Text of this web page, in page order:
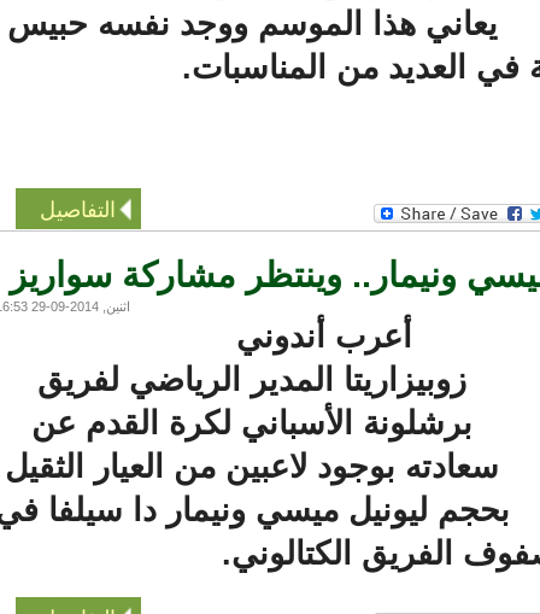
يعاني هذا الموسم ووجد نفسه حبيس
العديد من المناسبات.
التفاصيل
ونيمار.. وينتظر مشاركة سواريز
اثنين, 2014-09-29 16:53
أعرب أندوني
زوبيزاريتا المدير الرياضي لفريق
برشلونة الأسباني لكرة القدم عن
سعادته بوجود لاعبين من العيار الثقيل
بحجم ليونيل ميسي ونيمار دا سيلفا في
الفريق الكتالوني.